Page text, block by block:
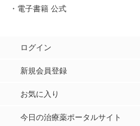
・電子書籍 公式
ログイン
新規会員登録
お気に入り
今日の治療薬ポータルサイト